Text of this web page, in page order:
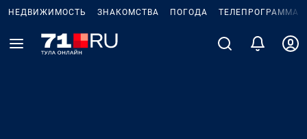
НЕДВИЖИМОСТЬ ЗНАКОМСТВА ПОГОДА ТЕЛЕПРОГРАММА